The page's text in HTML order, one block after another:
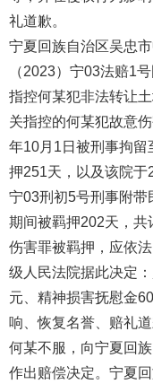
礼道歉。
宁夏回族自治区吴忠
（2023）宁03法赔1
指控何某犯非法转让
关指控的何某犯故意
年10月1日被刑事拘
押251天，以及该院于
宁03刑初5号刑事附
期间被羁押202天，
伤害罪被羁押，应依
级人民法院据此决定
元、精神损害抚慰金
响、恢复名誉、赔礼
何某不服，向宁夏回
作出赔偿决定。宁夏